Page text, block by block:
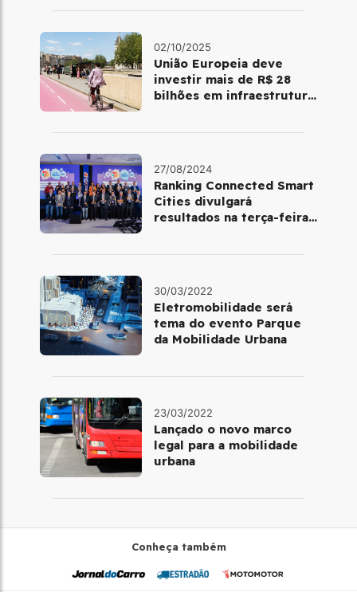
02/10/2025
União Europeia deve
investir mais de R$ 28
bilhões em infraestrutura
27/08/2024
Ranking Connected Smart
Cities divulgará
resultados na terça-feira
30/03/2022
Eletromobilidade será
tema do evento Parque
da Mobilidade Urbana
23/03/2022
Lançado o novo marco
legal para a mobilidade
urbana
Conheça também